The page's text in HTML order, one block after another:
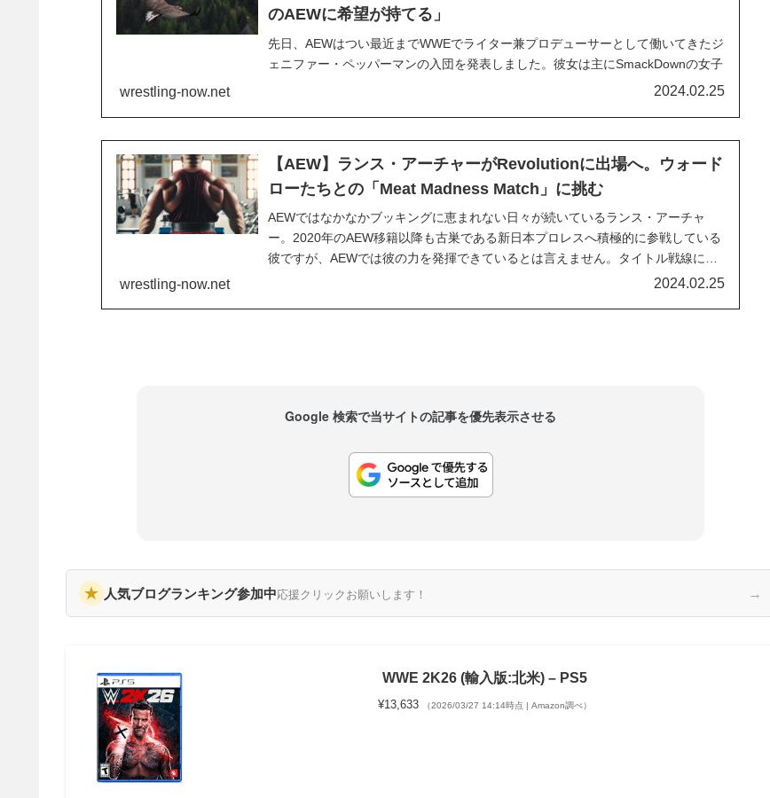
のAEWに希望が持てる」
先日、AEWはつい最近までWWEでライター兼プロデューサーとして働いてきたジ
ェニファー・ペッパーマンの入団を発表しました。彼女は主にSmackDownの女子
部門を担当し、3月のAEWデビューが予想されているメルセデス・モネ（サーシ
wrestling-now.net 2024.02.25
【AEW】ランス・アーチャーがRevolutionに出場へ。ウォード
ローたちとの「Meat Madness Match」に挑む
AEWではなかなかブッキングに恵まれない日々が続いているランス・アーチャ
ー。2020年のAEW移籍以降も古巣である新日本プロレスへ積極的に参戦している
彼ですが、AEWでは彼の力を発揮できているとは言えません。タイトル戦線に絡
んでいた時期もありましたが、2022年以降はテレビ番組での試合を組まれない傾
wrestling-now.net 2024.02.25
Google 検索で当サイトの記事を優先表示させる
★ 人気ブログランキング参加中応援クリックお願いします！ →
WWE 2K26 (輸入版:北米) – PS5
¥13,633 （2026/03/27 14:14時点 | Amazon調べ）